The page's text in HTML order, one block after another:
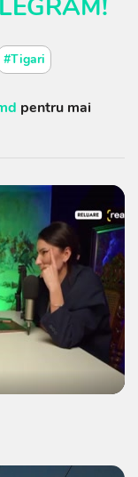
!
#Tigari
pentru mai